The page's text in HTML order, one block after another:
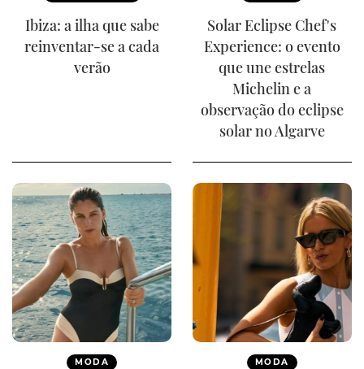
Ibiza: a ilha que sabe
reinventar-se a cada
verão
Solar Eclipse Chef's
Experience: o evento
que une estrelas
Michelin e a
observação do eclipse
solar no Algarve
MODA MODA